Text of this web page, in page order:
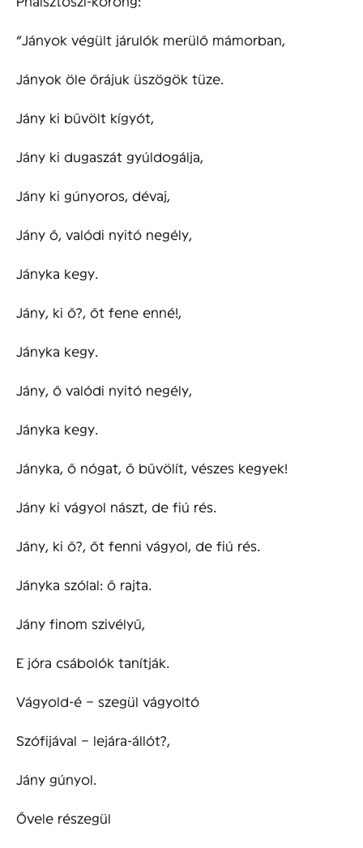
“Jányok végült járulók merülő mámorban,
Jányok öle őrájuk üszögök tüze.
Jány ki bűvölt kígyót,
Jány ki dugaszát gyúldogálja,
Jány ki gúnyoros, dévaj,
Jány ő, valódi nyitó negély,
Jányka kegy.
Jány, ki ő?, őt fene enné!,
Jányka kegy.
Jány, ő valódi nyitó negély,
Jányka kegy.
Jányka, ő nógat, ő bűvölít, vészes kegyek!
Jány ki vágyol nászt, de fiú rés.
Jány, ki ő?, őt fenni vágyol, de fiú rés.
Jányka szólal: ő rajta.
Jány finom szivélyű,
E jóra csábolók tanítják.
Vágyold-é – szegül vágyoltó
Szófijával – lejára-állót?,
Jány gúnyol.
Ővele részegül